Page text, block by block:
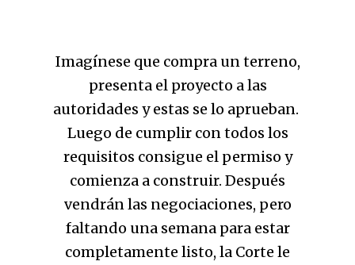
Imagínese que compra un terreno,
presenta el proyecto a las
autoridades y estas se lo aprueban.
Luego de cumplir con todos los
requisitos consigue el permiso y
comienza a construir. Después
vendrán las negociaciones, pero
faltando una semana para estar
completamente listo, la Corte le